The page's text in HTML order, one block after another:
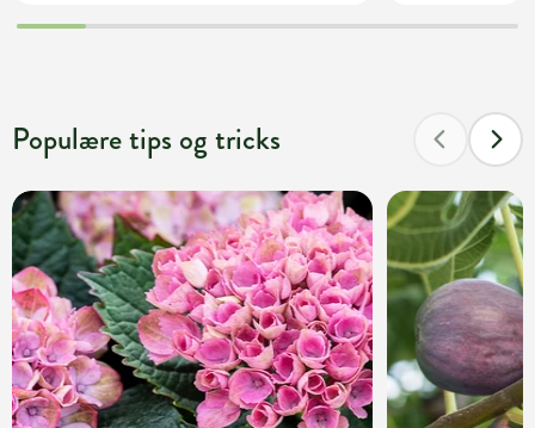
Populære tips og tricks